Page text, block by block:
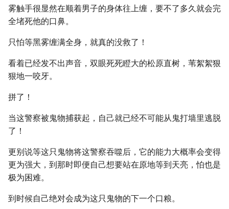
雾触手很显然在顺着男子的身体往上缠，要不了多久就会完
全堵死他的口鼻。
只怕等黑雾缠满全身，就真的没救了！
看着已经发不出声音，双眼死死瞪大的松原直树，苇絮絮狠
狠地一咬牙。
拼了！
当这警察被鬼物捕获起，自己就已经不可能从鬼打墙里逃脱
了！
更别说等这只鬼物将这警察吞噬后，它的能力大概率会变得
更为强大，到那时即便自己想要站在原地等到天亮，怕也是
极为困难。
到时候自己绝对会成为这只鬼物的下一个口粮。